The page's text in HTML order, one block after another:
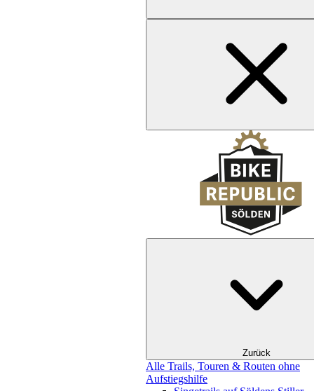
Zurück
Alle Trails, Touren & Routen ohne
Aufstiegshilfe